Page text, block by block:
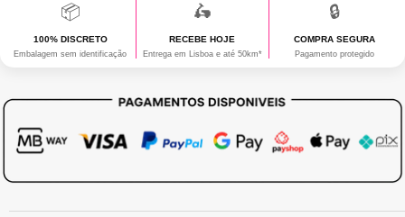
📦
100% DISCRETO
Embalagem sem identificação
🛵
RECEBE HOJE
Entrega em Lisboa e até 50km*
🔒
COMPRA SEGURA
Pagamento protegido